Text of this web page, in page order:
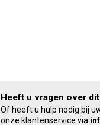
Heeft u vragen over
Of heeft u hulp nodig bij
onze klantenservice via